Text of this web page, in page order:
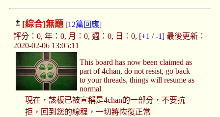
[綜合]無題[12篇回應]
評分：0, 年：0, 月：0, 週：0, 日：0, [+1 /-1] 最後更新：
2020-02-06 13:05:11
This board has now been claimed as
part of 4chan, do not resist, go back
to your threads, things will resume as
normal
現在，該板已被宣稱是4chan的一部分，不要抗
拒，回到您的線程，一切將恢復正常